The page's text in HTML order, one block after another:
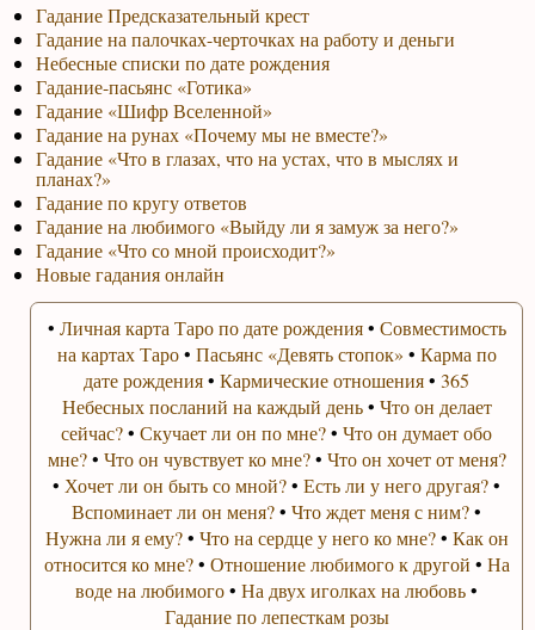
Гадание Предсказательный крест
Гадание на палочках-черточках на работу и деньги
Небесные списки по дате рождения
Гадание-пасьянс «Готика»
Гадание «Шифр Вселенной»
Гадание на рунах «Почему мы не вместе?»
Гадание «Что в глазах, что на устах, что в мыслях и
планах?»
Гадание по кругу ответов
Гадание на любимого «Выйду ли я замуж за него?»
Гадание «Что со мной происходит?»
Новые гадания онлайн
• Личная карта Таро по дате рождения• Совместимость
на картах Таро• Пасьянс «Девять стопок» • Карма по
дате рождения•Кармические отношения•365
Небесных посланий на каждый день• Что он делает
сейчас?•Скучает ли он по мне?•Что он думает обо
мне?• Что он чувствует ко мне?• Что он хочет от меня?
• Хочет ли он быть со мной?•Есть ли у него другая?•
Вспоминает ли он меня?•Что ждет меня с ним?•
Нужна ли я ему?• Что на сердце у него ко мне?• Как он
относится ко мне?• Отношение любимого к другой • На
воде на любимого•На двух иголках на любовь•
Гадание по лепесткам розы